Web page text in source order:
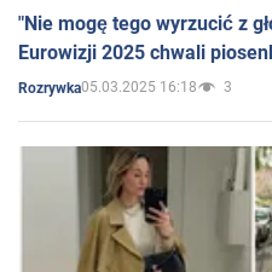
"Nie mogę tego wyrzucić z
Eurowizji 2025 chwali
Rozrywka05.03.2025 16:18 3